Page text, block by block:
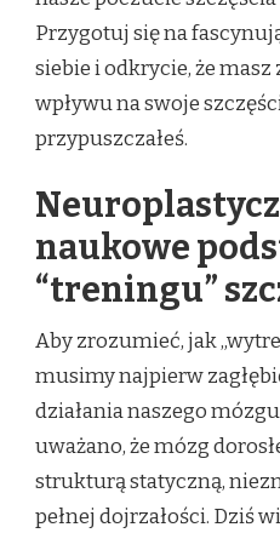
Przygotuj się na
siebie i odkrycie, że
wpływu na swoje
przypuszczałeś.
naukowe
“treningu”
Aby zrozumieć, jak
musimy najpierw
działania naszego
uważano, że mózg
strukturą statyczną,
pełnej dojrzałości. Dziś